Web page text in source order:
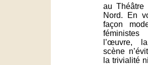
au Théâtre
Nord. En
façon
l’œuvre,
scène
la trivialité